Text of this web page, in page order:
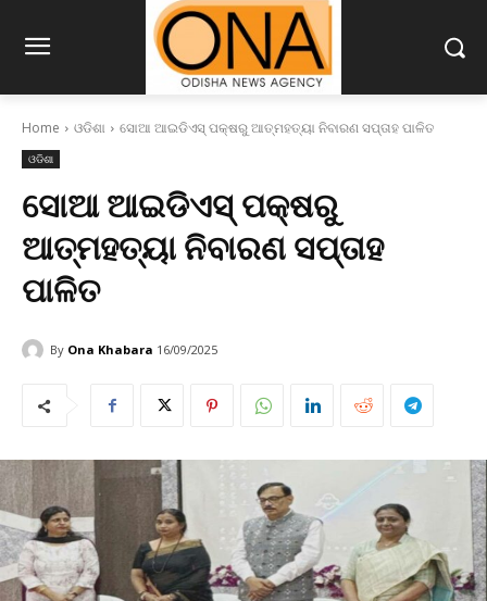
Home ଓଡିଶା ସୋଆ ଆଇଡିଏସ୍ ପକ୍ଷରୁ ଆତ୍ମହତ୍ୟା ନିବାରଣ ସପ୍ତାହ ପାଳିତ
ଓଡିଶା
ସୋଆ ଆଇଡିଏସ୍ ପକ୍ଷରୁ
ଆତ୍ମହତ୍ୟା ନିବାରଣ ସପ୍ତାହ
ପାଳିତ
By Ona Khabara 16/09/2025